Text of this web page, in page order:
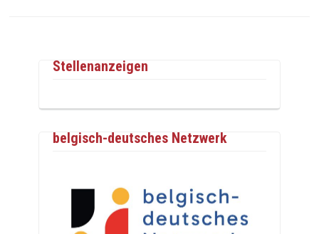
Stellenanzeigen
belgisch-deutsches Netzwerk